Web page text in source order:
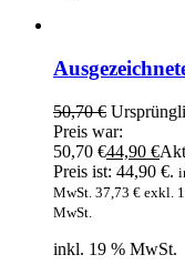
50,70€
Preis war:
50,70 €44,90 €
Preis ist: 44,90 €.
MwSt. 37,73 € exkl.
MwSt.
inkl. 19 % MwSt.